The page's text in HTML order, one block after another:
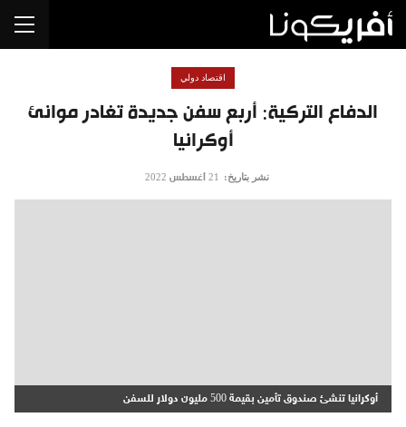
الدفاع التركية: أربع سفن جديدة تغادر موانئ
أوكرانيا
اقتصاد دولي
نشر بتاريخ: 21 أغسطس 2022
أوكرانيا تنشئ صندوق تأمين بقيمة 500 مليون دولار للسفن